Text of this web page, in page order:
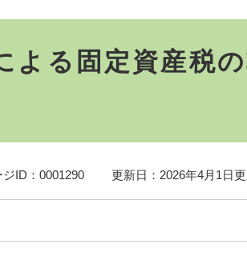
よる固定資産税
ジID：0001290 更新日：2026年4月1日